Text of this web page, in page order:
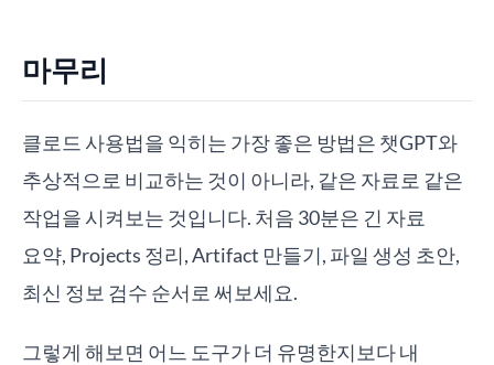
마무리
클로드 사용법을 익히는 가장 좋은 방법은 챗GPT와
추상적으로 비교하는 것이 아니라, 같은 자료로 같은
작업을 시켜보는 것입니다. 처음 30분은 긴 자료
요약, Projects 정리, Artifact 만들기, 파일 생성 초안,
최신 정보 검수 순서로 써보세요.
그렇게 해보면 어느 도구가 더 유명한지보다 내